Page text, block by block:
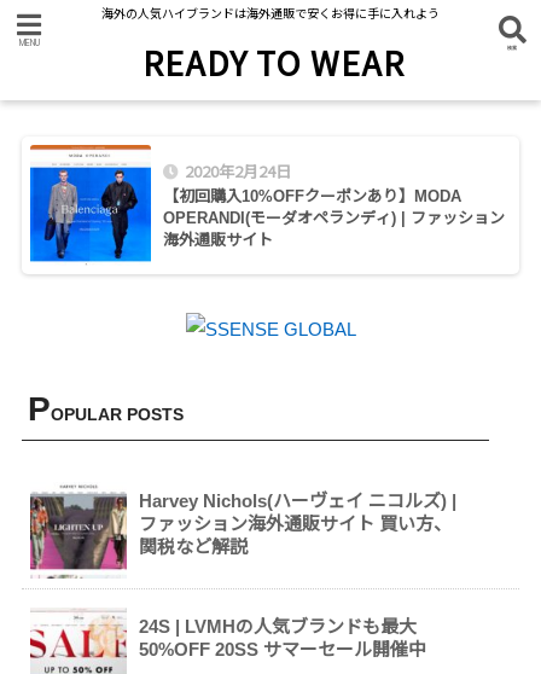
海外の人気ハイブランドは海外通販で安くお得に手に入れよう
READY TO WEAR
2020年2月24日
【初回購入10%OFFクーポンあり】MODA
OPERANDI(モーダオペランディ) | ファッション
海外通販サイト
POPULAR POSTS
Harvey Nichols(ハーヴェイ ニコルズ) |
ファッション海外通販サイト 買い方、
関税など解説
24S | LVMHの人気ブランドも最大
50%OFF 20SS サマーセール開催中